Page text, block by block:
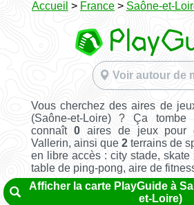
Accueil > France > Saône-et-
Voir autour de
Vous cherchez des aires de
(Saône-et-Loire) ? Ça tombe
connaît 0aires de jeux pour
Vallerin, ainsi que 2terrains de
en libre accès : city stade, skate
table de ping-pong, aire de
Afficher la carte PlayGuide à
et-Loire)